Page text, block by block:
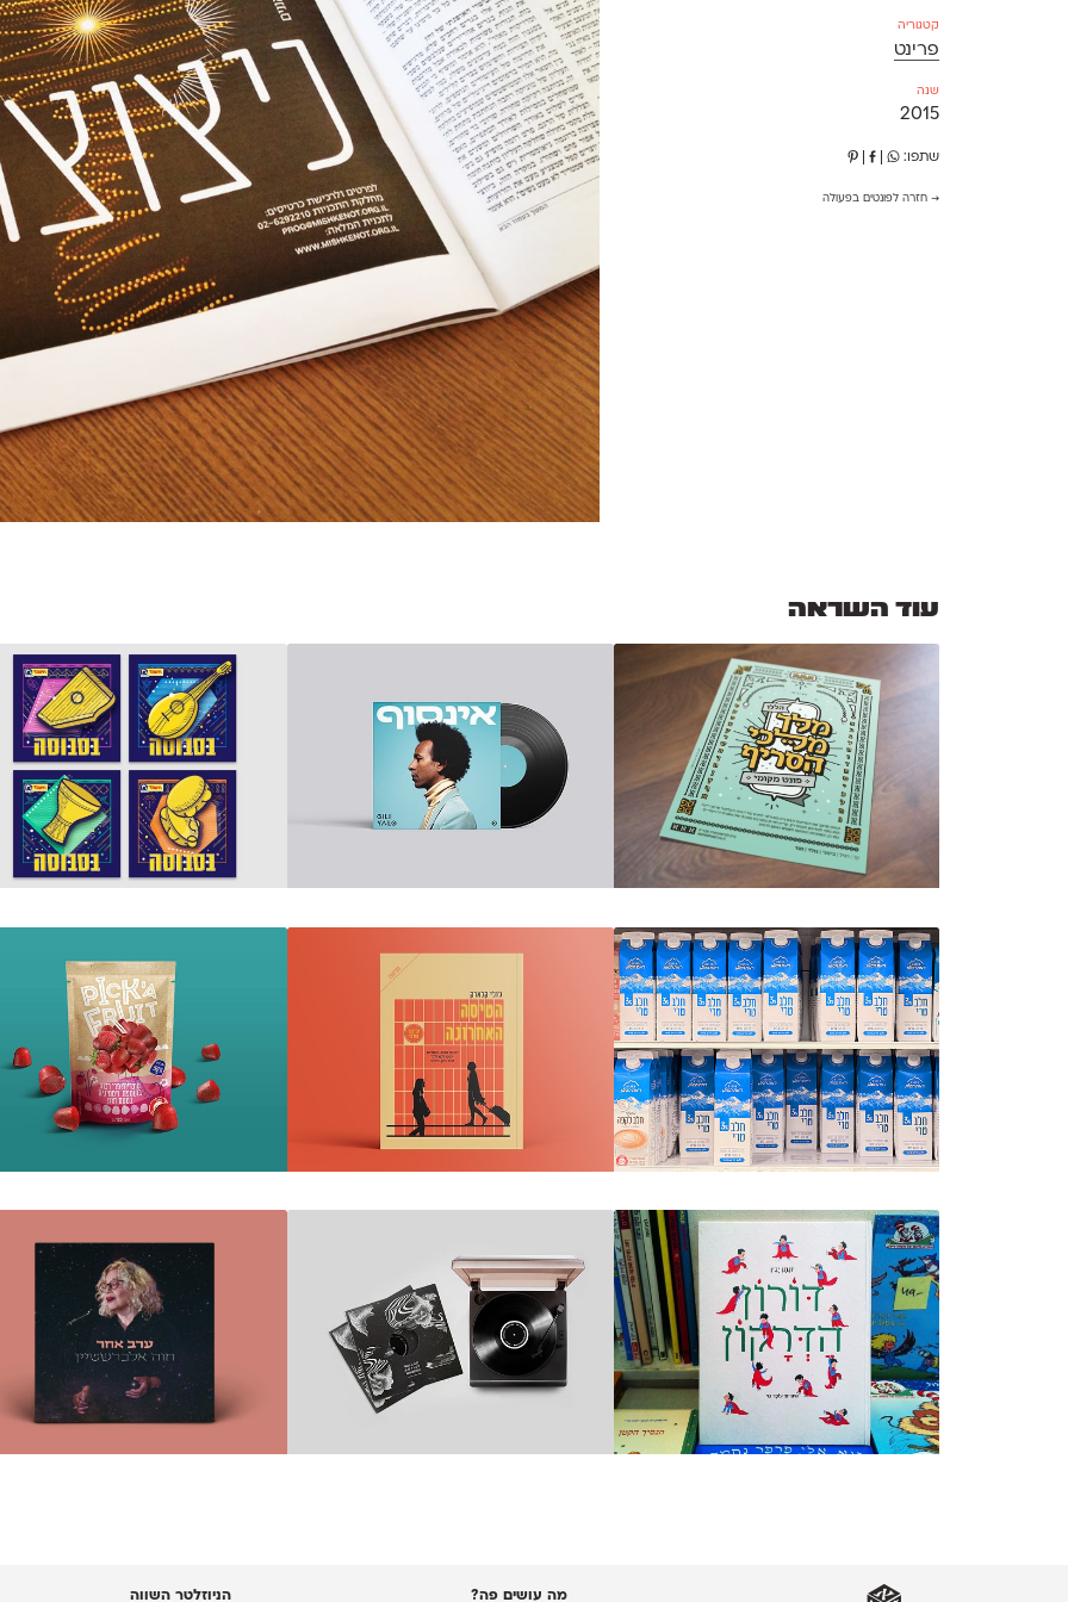
קטגוריה
פרינט
שנה
2015
שתפו: | |
→ חזרה לפונטים בפעולה
עוד השראה
מה עושים פה? הניוזלטר השווה